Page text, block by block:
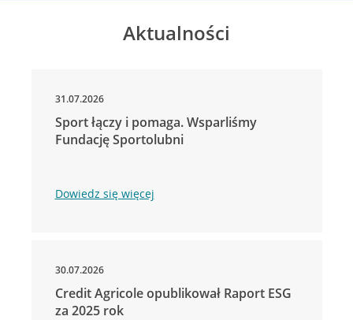
Aktualności
31.07.2026
Sport łączy i pomaga. Wsparliśmy
Fundację Sportolubni
Dowiedz się więcej
30.07.2026
Credit Agricole opublikował Raport ESG
za 2025 rok